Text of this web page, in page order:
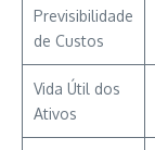
Previsibilidade
de Custos
Vida Útil dos
Ativos